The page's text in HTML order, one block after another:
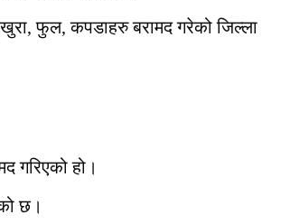
फुल, कपडाहरु बरामद गरेको जिल्ला
गरिएको हो।
छ।